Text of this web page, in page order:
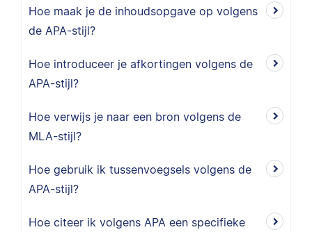
Hoe maak je de inhoudsopgave op volgens
de APA-stijl?
Hoe introduceer je afkortingen volgens de
APA-stijl?
Hoe verwijs je naar een bron volgens de
MLA-stijl?
Hoe gebruik ik tussenvoegsels volgens de
APA-stijl?
Hoe citeer ik volgens APA een specifieke